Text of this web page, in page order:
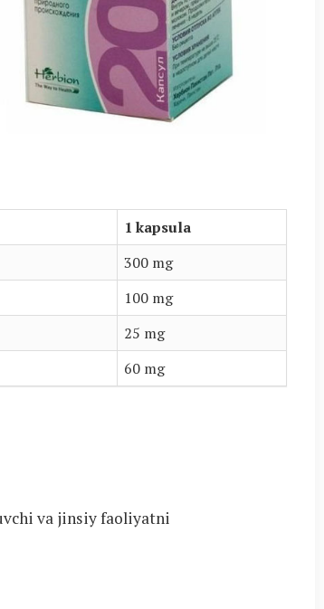
1 kapsula
300 mg
100 mg
25 mg
60 mg
va jinsiy faoliyatni